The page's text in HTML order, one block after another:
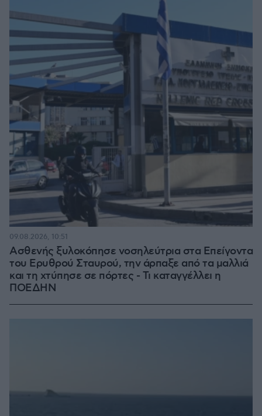
Ασθενής ξυλοκόπησε νοσηλεύτρια στα Επείγοντα
του Ερυθρού Σταυρού, την άρπαξε από τα μαλλιά
και τη χτύπησε σε πόρτες - Τι καταγγέλλει η
ΠΟΕΔΗΝ
09.08.2026, 10:51